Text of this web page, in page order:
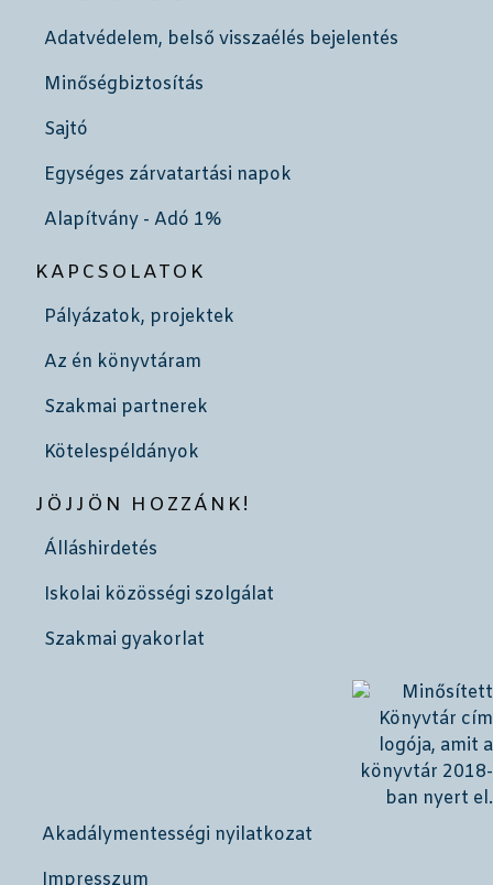
Adatvédelem, belső visszaélés bejelentés
Minőségbiztosítás
Sajtó
Egységes zárvatartási napok
Alapítvány - Adó 1%
KAPCSOLATOK
Pályázatok, projektek
Az én könyvtáram
Szakmai partnerek
Kötelespéldányok
JÖJJÖN HOZZÁNK!
Álláshirdetés
Iskolai közösségi szolgálat
Szakmai gyakorlat
Akadálymentességi nyilatkozat
Impresszum